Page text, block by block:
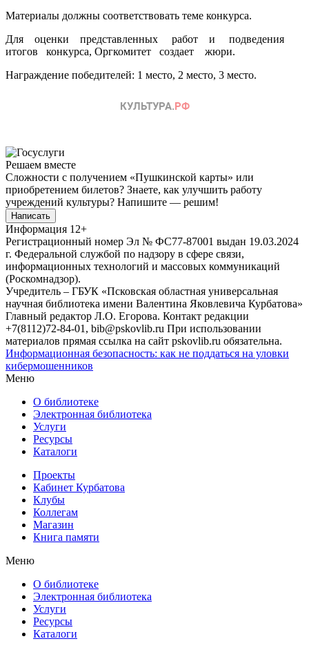
Материалы должны соответствовать теме конкурса.
Для оценки представленных работ и подведения
итогов конкурса, Оргкомитет создает жюри.
Награждение победителей: 1 место, 2 место, 3 место.
Решаем вместе
Сложности с получением «Пушкинской карты» или
приобретением билетов? Знаете, как улучшить работу
учреждений культуры? Напишите — решим!
Написать
Информация 12+
Регистрационный номер Эл № ФС77-87001 выдан 19.03.2024
г. Федеральной службой по надзору в сфере связи,
информационных технологий и массовых коммуникаций
(Роскомнадзор).
Учредитель – ГБУК «Псковская областная универсальная
научная библиотека имени Валентина Яковлевича Курбатова»
Главный редактор Л.О. Егорова. Контакт редакции
+7(8112)72-84-01, bib@pskovlib.ru При использовании
материалов прямая ссылка на сайт pskovlib.ru обязательна.
Информационная безопасность: как не поддаться на уловки
кибермошенников
Меню
О библиотеке
Электронная библиотека
Услуги
Ресурсы
Каталоги
Проекты
Кабинет Курбатова
Клубы
Коллегам
Магазин
Книга памяти
Меню
О библиотеке
Электронная библиотека
Услуги
Ресурсы
Каталоги